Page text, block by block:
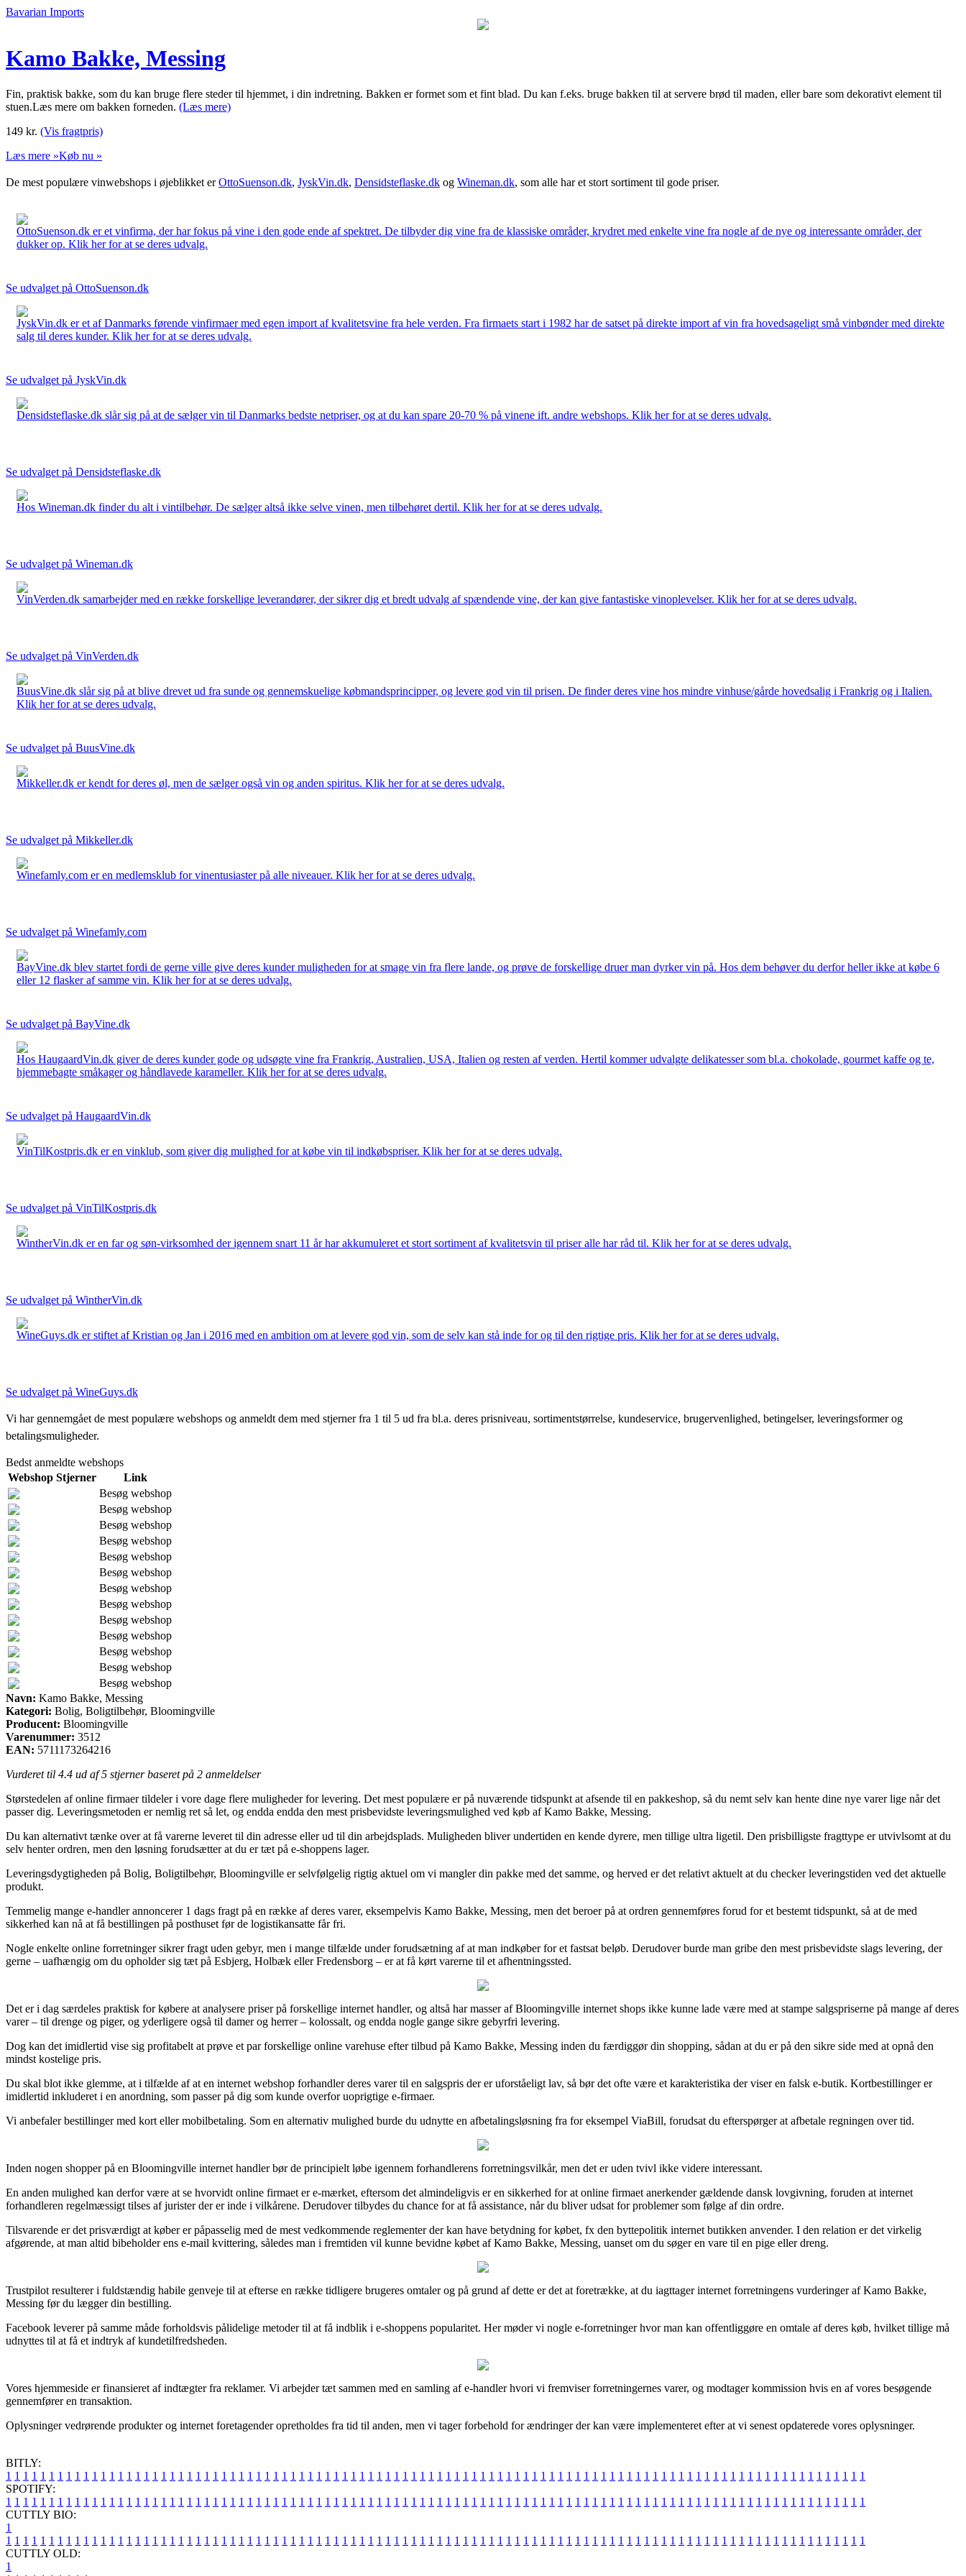
Bavarian Imports
Kamo Bakke, Messing
Fin, praktisk bakke, som du kan bruge flere steder til hjemmet, i din indretning. Bakken er formet som et fint blad. Du kan f.eks. bruge bakken til at servere brød til maden, eller bare som dekorativt element til
stuen.Læs mere om bakken forneden. (Læs mere)
149 kr. (Vis fragtpris)
Læs mere »Køb nu »
De mest populære vinwebshops i øjeblikket erOttoSuenson.dk, JyskVin.dk, Densidsteflaske.dk og Wineman.dk, som alle har et stort sortiment til gode priser.
OttoSuenson.dk er et vinfirma, der har fokus på vine i den gode ende af spektret. De tilbyder dig vine fra de klassiske områder, krydret med enkelte vine fra nogle af de nye og interessante områder, der
dukker op. Klik her for at se deres udvalg.
Se udvalget på OttoSuenson.dk
JyskVin.dk er et af Danmarks førende vinfirmaer med egen import af kvalitetsvine fra hele verden. Fra firmaets start i 1982 har de satset på direkte import af vin fra hovedsageligt små vinbønder med direkte
salg til deres kunder. Klik her for at se deres udvalg.
Se udvalget på JyskVin.dk
Densidsteflaske.dk slår sig på at de sælger vin til Danmarks bedste netpriser, og at du kan spare 20-70 % på vinene ift. andre webshops. Klik her for at se deres udvalg.
Se udvalget på Densidsteflaske.dk
Hos Wineman.dk finder du alt i vintilbehør. De sælger altså ikke selve vinen, men tilbehøret dertil. Klik her for at se deres udvalg.
Se udvalget på Wineman.dk
VinVerden.dk samarbejder med en række forskellige leverandører, der sikrer dig et bredt udvalg af spændende vine, der kan give fantastiske vinoplevelser. Klik her for at se deres udvalg.
Se udvalget på VinVerden.dk
BuusVine.dk slår sig på at blive drevet ud fra sunde og gennemskuelige købmandsprincipper, og levere god vin til prisen. De finder deres vine hos mindre vinhuse/gårde hovedsalig i Frankrig og i Italien.
Klik her for at se deres udvalg.
Se udvalget på BuusVine.dk
Mikkeller.dk er kendt for deres øl, men de sælger også vin og anden spiritus. Klik her for at se deres udvalg.
Se udvalget på Mikkeller.dk
Winefamly.com er en medlemsklub for vinentusiaster på alle niveauer. Klik her for at se deres udvalg.
Se udvalget på Winefamly.com
BayVine.dk blev startet fordi de gerne ville give deres kunder muligheden for at smage vin fra flere lande, og prøve de forskellige druer man dyrker vin på. Hos dem behøver du derfor heller ikke at købe 6
eller 12 flasker af samme vin. Klik her for at se deres udvalg.
Se udvalget på BayVine.dk
Hos HaugaardVin.dk giver de deres kunder gode og udsøgte vine fra Frankrig, Australien, USA, Italien og resten af verden. Hertil kommer udvalgte delikatesser som bl.a. chokolade, gourmet kaffe og te,
hjemmebagte småkager og håndlavede karameller. Klik her for at se deres udvalg.
Se udvalget på HaugaardVin.dk
VinTilKostpris.dk er en vinklub, som giver dig mulighed for at købe vin til indkøbspriser. Klik her for at se deres udvalg.
Se udvalget på VinTilKostpris.dk
WintherVin.dk er en far og søn-virksomhed der igennem snart 11 år har akkumuleret et stort sortiment af kvalitetsvin til priser alle har råd til. Klik her for at se deres udvalg.
Se udvalget på WintherVin.dk
WineGuys.dk er stiftet af Kristian og Jan i 2016 med en ambition om at levere god vin, som de selv kan stå inde for og til den rigtige pris. Klik her for at se deres udvalg.
Se udvalget på WineGuys.dk
Vi har gennemgået de mest populære webshops og anmeldt dem med stjerner fra 1 til 5 ud fra bl.a. deres prisniveau, sortimentstørrelse, kundeservice, brugervenlighed, betingelser, leveringsformer og
betalingsmuligheder.
Bedst anmeldte webshops
Webshop Stjerner
Link
Besøg webshop
Besøg webshop
Besøg webshop
Besøg webshop
Besøg webshop
Besøg webshop
Besøg webshop
Besøg webshop
Besøg webshop
Besøg webshop
Besøg webshop
Besøg webshop
Besøg webshop
Navn: Kamo Bakke, Messing
Kategori: Bolig, Boligtilbehør, Bloomingville
Producent: Bloomingville
Varenummer: 3512
EAN: 5711173264216
Vurderet til 4.4 ud af 5 stjerner baseret på 2 anmeldelser
Størstedelen af online firmaer tildeler i vore dage flere muligheder for levering. Det mest populære er på nuværende tidspunkt at afsende til en pakkeshop, så du nemt selv kan hente dine nye varer lige når det
passer dig. Leveringsmetoden er nemlig ret så let, og endda endda den mest prisbevidste leveringsmulighed ved køb af Kamo Bakke, Messing.
Du kan alternativt tænke over at få varerne leveret til din adresse eller ud til din arbejdsplads. Muligheden bliver undertiden en kende dyrere, men tillige ultra ligetil. Den prisbilligste fragttype er utvivlsomt at du
selv henter ordren, men den løsning forudsætter at du er tæt på e-shoppens lager.
Leveringsdygtigheden på Bolig, Boligtilbehør, Bloomingville er selvfølgelig rigtig aktuel om vi mangler din pakke med det samme, og herved er det relativt aktuelt at du checker leveringstiden ved det aktuelle
produkt.
Temmelig mange e-handler annoncerer 1 dags fragt på en række af deres varer, eksempelvis Kamo Bakke, Messing, men det beroer på at ordren gennemføres forud for et bestemt tidspunkt, så at de med
sikkerhed kan nå at få bestillingen på posthuset før de logistikansatte får fri.
Nogle enkelte online forretninger sikrer fragt uden gebyr, men i mange tilfælde under forudsætning af at man indkøber for et fastsat beløb. Derudover burde man gribe den mest prisbevidste slags levering, der
gerne – uafhængig om du opholder sig tæt på Esbjerg, Holbæk eller Fredensborg – er at få kørt varerne til et afhentningssted.
Det er i dag særdeles praktisk for købere at analysere priser på forskellige internet handler, og altså har masser af Bloomingville internet shops ikke kunne lade være med at stampe salgspriserne på mange af deres
varer – til drenge og piger, og yderligere også til damer og herrer – kolossalt, og endda nogle gange sikre gebyrfri levering.
Dog kan det imidlertid vise sig profitabelt at prøve et par forskellige online varehuse efter tilbud på Kamo Bakke, Messing inden du færdiggør din shopping, sådan at du er på den sikre side med at opnå den
mindst kostelige pris.
Du skal blot ikke glemme, at i tilfælde af at en internet webshop forhandler deres varer til en salgspris der er uforståeligt lav, så bør det ofte være et karakteristika der viser en falsk e-butik. Kortbestillinger er
imidlertid inkluderet i en anordning, som passer på dig som kunde overfor uoprigtige e-firmaer.
Vi anbefaler bestillinger med kort eller mobilbetaling. Som en alternativ mulighed burde du udnytte en afbetalingsløsning fra for eksempel ViaBill, forudsat du efterspørger at afbetale regningen over tid.
Inden nogen shopper på en Bloomingville internet handler bør de principielt løbe igennem forhandlerens forretningsvilkår, men det er uden tvivl ikke videre interessant.
En anden mulighed kan derfor være at se hvorvidt online firmaet er e-mærket, eftersom det almindeligvis er en sikkerhed for at online firmaet anerkender gældende dansk lovgivning, foruden at internet
forhandleren regelmæssigt tilses af jurister der er inde i vilkårene. Derudover tilbydes du chance for at få assistance, når du bliver udsat for problemer som følge af din ordre.
Tilsvarende er det prisværdigt at køber er påpasselig med de mest vedkommende reglementer der kan have betydning for købet, fx den byttepolitik internet butikken anvender. I den relation er det virkelig
afgørende, at man altid bibeholder ens e-mail kvittering, således man i fremtiden vil kunne bevidne købet af Kamo Bakke, Messing, uanset om du søger en vare til en pige eller dreng.
Trustpilot resulterer i fuldstændig habile genveje til at efterse en række tidligere brugeres omtaler og på grund af dette er det at foretrække, at du iagttager internet forretningens vurderinger af Kamo Bakke,
Messing før du lægger din bestilling.
Facebook leverer på samme måde forholdsvis pålidelige metoder til at få indblik i e-shoppens popularitet. Her møder vi nogle e-forretninger hvor man kan offentliggøre en omtale af deres køb, hvilket tillige må
udnyttes til at få et indtryk af kundetilfredsheden.
Vores hjemmeside er finansieret af indtægter fra reklamer. Vi arbejder tæt sammen med en samling af e-handler hvori vi fremviser forretningernes varer, og modtager kommission hvis en af vores besøgende
gennemfører en transaktion.
Oplysninger vedrørende produkter og internet foretagender opretholdes fra tid til anden, men vi tager forbehold for ændringer der kan være implementeret efter at vi senest opdaterede vores oplysninger.
BITLY:
1 1 1 1 1 1 1 1 1 1 1 1 1 1 1 1 1 1 1 1 1 1 1 1 1 1 1 1 1 1 1 1 1 1 1 1 1 1 1 1 1 1 1 1 1 1 1 1 1 1 1 1 1 1 1 1 1 1 1 1 1 1 1 1 1 1 1 1 1 1 1 1 1 1 1 1 1 1 1 1 1 1 1 1 1 1 1 1 1 1 1 1 1 1 1 1 1 1 1 1
SPOTIFY:
1 1 1 1 1 1 1 1 1 1 1 1 1 1 1 1 1 1 1 1 1 1 1 1 1 1 1 1 1 1 1 1 1 1 1 1 1 1 1 1 1 1 1 1 1 1 1 1 1 1 1 1 1 1 1 1 1 1 1 1 1 1 1 1 1 1 1 1 1 1 1 1 1 1 1 1 1 1 1 1 1 1 1 1 1 1 1 1 1 1 1 1 1 1 1 1 1 1 1 1
CUTTLY BIO:
1
1 1 1 1 1 1 1 1 1 1 1 1 1 1 1 1 1 1 1 1 1 1 1 1 1 1 1 1 1 1 1 1 1 1 1 1 1 1 1 1 1 1 1 1 1 1 1 1 1 1 1 1 1 1 1 1 1 1 1 1 1 1 1 1 1 1 1 1 1 1 1 1 1 1 1 1 1 1 1 1 1 1 1 1 1 1 1 1 1 1 1 1 1 1 1 1 1 1 1 1
CUTTLY OLD:
1